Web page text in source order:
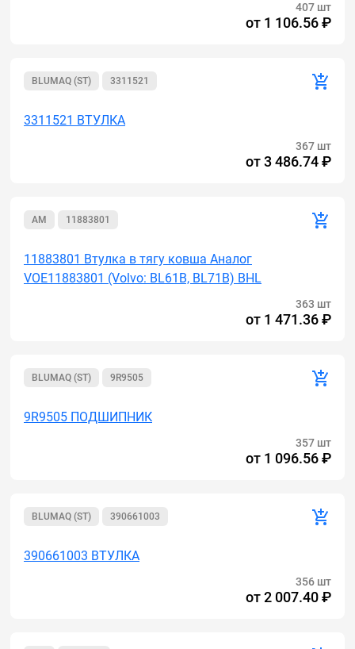
407 шт
от 1 106.56 ₽
BLUMAQ (ST) 3311521
3311521 ВТУЛКА
367 шт
от3 486.74 ₽
AM 11883801
11883801 Втулка в тягу ковша Аналог
VOE11883801 (Volvo: BL61B, BL71B) BHL
363 шт
от 1 471.36 ₽
BLUMAQ (ST) 9R9505
9R9505 ПОДШИПНИК
357 шт
от 1 096.56 ₽
BLUMAQ (ST) 390661003
390661003 ВТУЛКА
356 шт
от2 007.40 ₽